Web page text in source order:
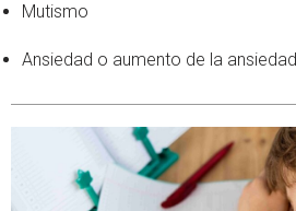
Mutismo
Ansiedad o aumento de la ansiedad